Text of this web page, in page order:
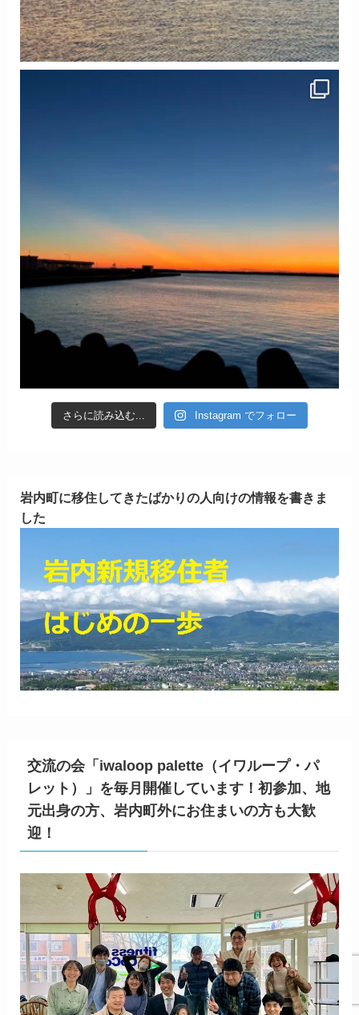
さらに読み込む... Instagram でフォロー
岩内町に移住してきたばかりの人向けの情報を書きま
した
交流の会「iwaloop palette（イワループ・パ
レット）」を毎月開催しています！初参加、地
元出身の方、岩内町外にお住まいの方も大歓
迎！